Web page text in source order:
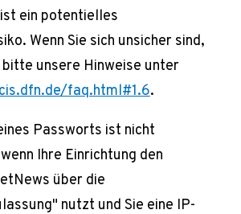
ein potentielles
Wenn Sie sich unsicher sind,
bitte unsere Hinweise unter
faq.html#1.6.
Passworts ist nicht
Ihre Einrichtung den
über die
nutzt und Sie eine IP-